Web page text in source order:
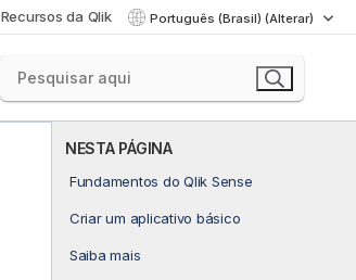
Recursos da Qlik Português (Brasil) (Alterar)
NESTA PÁGINA
Fundamentos do Qlik Sense
Criar um aplicativo básico
Saiba mais